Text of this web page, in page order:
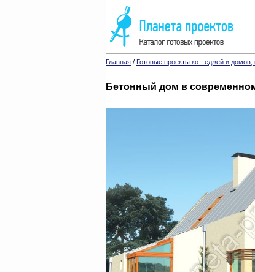
Главная / Готовые проекты коттеджей и домов,
Бетонный дом в